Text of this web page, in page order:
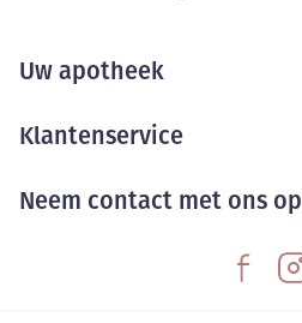
Uw apotheek
Klantenservice
Neem contact met ons op